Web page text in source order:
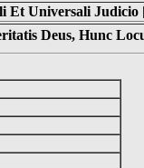
Universali Judicio
Deus, Hunc